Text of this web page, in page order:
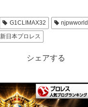
G1CLIMAX32 njpwworld
新日本プロレス
シェアする